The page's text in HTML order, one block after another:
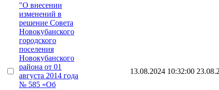
"О внесении
изменений в
решение Совета
Новокубанского
городского
поселения
Новокубанского
района от 01
августа 2014 года
№ 585 «Об
13.08.2024 10:32:00